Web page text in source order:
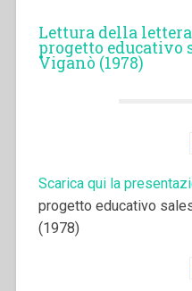
Lettura della
progetto educativo
Viganò (1978)
Scarica qui la
progetto educativo
(1978)